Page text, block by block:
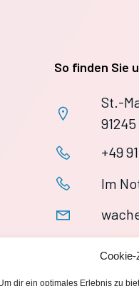
Cookie-
dir ein optimales Erlebnis zu
So finden Sie
St.-
+49
Im